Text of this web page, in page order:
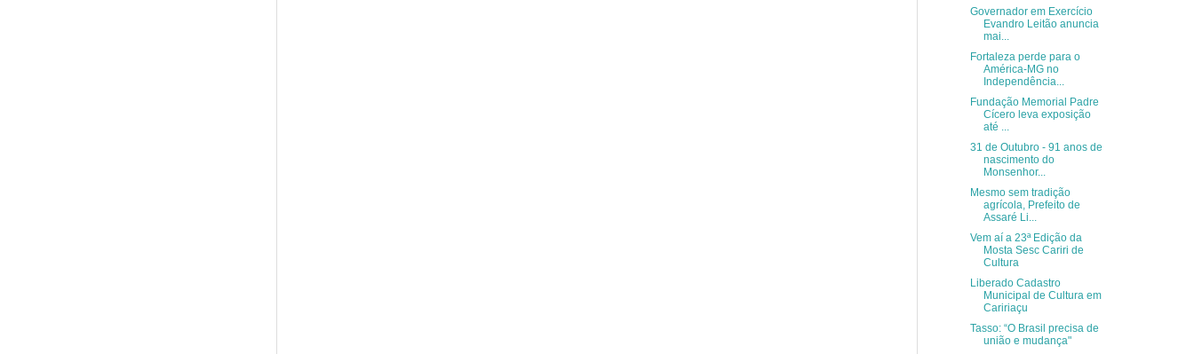
Governador em Exercício
Evandro Leitão anuncia
mai...
Fortaleza perde para o
América-MG no
Independência...
Fundação Memorial Padre
Cícero leva exposição
até ...
31 de Outubro - 91 anos de
nascimento do
Monsenhor...
Mesmo sem tradição
agrícola, Prefeito de
Assaré Li...
Vem aí a 23ª Edição da
Mosta Sesc Cariri de
Cultura
Liberado Cadastro
Municipal de Cultura em
Caririaçu
Tasso: “O Brasil precisa de
união e mudança"